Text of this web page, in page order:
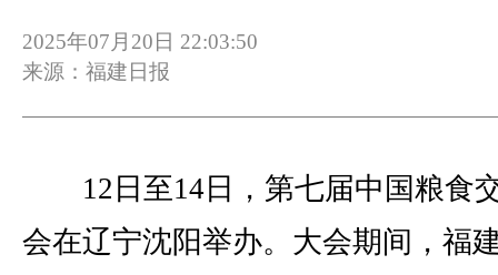
2025年07月20日 22:03:50
来源：福建日报
12日至14日，第七届中国粮食
会在辽宁沈阳举办。大会期间，福